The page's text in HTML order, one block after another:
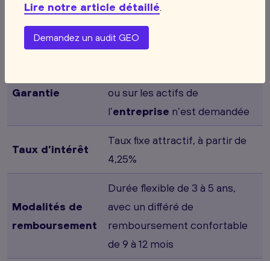
Objet du
financement
tous types de dépenses liées à
un projet IA (logiciels, matériel,
formation, conseil…)
Garantie
ou sur les actifs de
l’entreprise n’est demandée
Taux d’intérêt
Taux fixe attractif, à partir de
4,25%
Modalités de
remboursement
Durée flexible de 3 à 5 ans,
avec un différé de
remboursement confortable
de 9 à 12 mois
Lire notre article détaillé.
Demandez un audit GEO